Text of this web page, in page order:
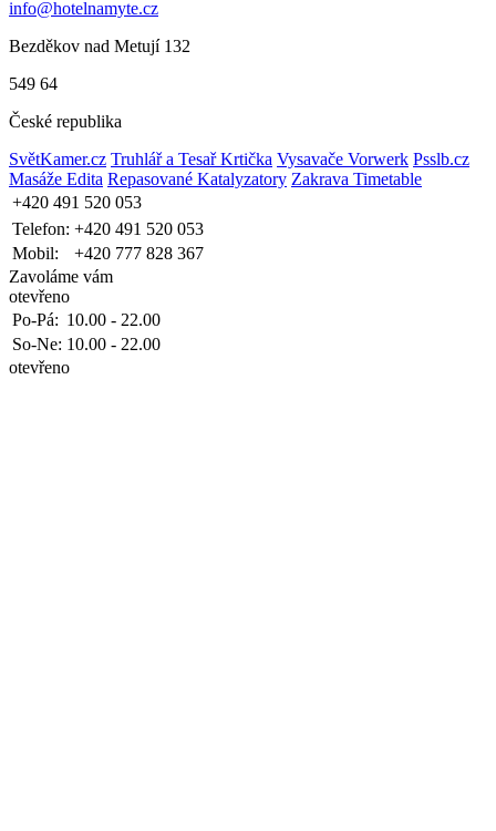
info@hotelnamyte.cz
Bezděkov nad Metují 132
549 64
České republika
SvětKamer.cz Truhlář a Tesař Krtička Vysavače Vorwerk Psslb.cz
Masáže Edita Repasované Katalyzatory Zakrava Timetable
+420 491 520 053
Telefon: +420 491 520 053
Mobil:
+420 777 828 367
Zavoláme vám
otevřeno
Po-Pá: 10.00 - 22.00
So-Ne: 10.00 - 22.00
otevřeno